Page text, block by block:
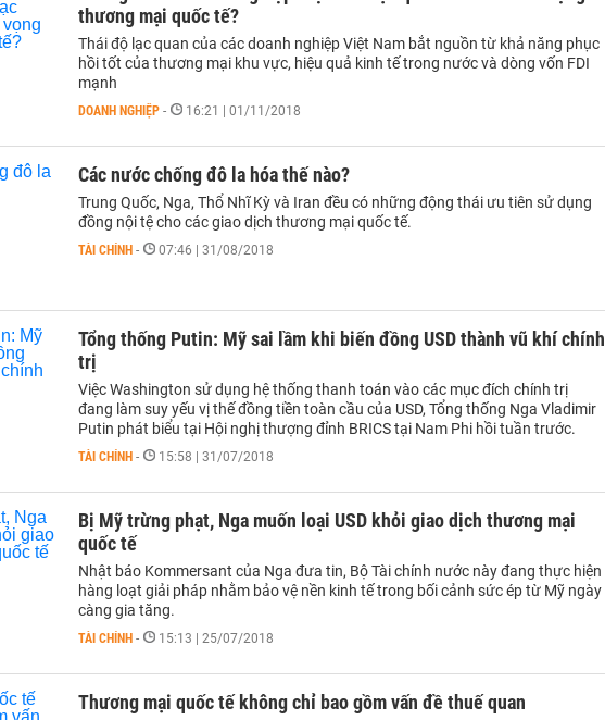
thương mại quốc tế?
Thái độ lạc quan của các doanh nghiệp Việt Nam bắt nguồn từ khả năng phục
hồi tốt của thương mại khu vực, hiệu quả kinh tế trong nước và dòng vốn FDI
mạnh
DOANH NGHIỆP - 16:21 | 01/11/2018
Các nước chống đô la hóa thế nào?
Trung Quốc, Nga, Thổ Nhĩ Kỳ và Iran đều có những động thái ưu tiên sử dụng
đồng nội tệ cho các giao dịch thương mại quốc tế.
TÀI CHÍNH - 07:46 | 31/08/2018
Tổng thống Putin: Mỹ sai lầm khi biến đồng USD thành vũ khí chính
trị
Việc Washington sử dụng hệ thống thanh toán vào các mục đích chính trị
đang làm suy yếu vị thế đồng tiền toàn cầu của USD, Tổng thống Nga Vladimir
Putin phát biểu tại Hội nghị thượng đỉnh BRICS tại Nam Phi hồi tuần trước.
TÀI CHÍNH - 15:58 | 31/07/2018
Bị Mỹ trừng phạt, Nga muốn loại USD khỏi giao dịch thương mại
quốc tế
Nhật báo Kommersant của Nga đưa tin, Bộ Tài chính nước này đang thực hiện
hàng loạt giải pháp nhằm bảo vệ nền kinh tế trong bối cảnh sức ép từ Mỹ ngày
càng gia tăng.
TÀI CHÍNH - 15:13 | 25/07/2018
Thương mại quốc tế không chỉ bao gồm vấn đề thuế quan